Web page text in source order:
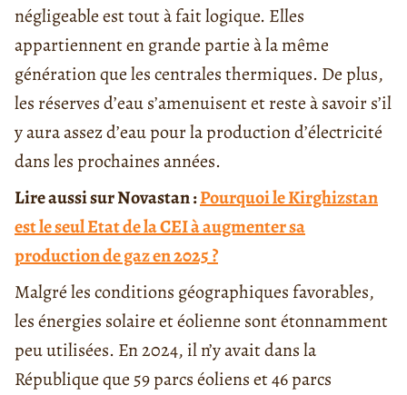
négligeable est tout à fait logique. Elles
appartiennent en grande partie à la même
génération que les centrales thermiques. De plus,
les réserves d’eau s’amenuisent et reste à savoir s’il
y aura assez d’eau pour la production d’électricité
dans les prochaines années.
Lire aussi sur Novastan :Pourquoi le Kirghizstan
est le seul Etat de la CEI à augmenter sa
production de gaz en 2025 ?
Malgré les conditions géographiques favorables,
les énergies solaire et éolienne sont étonnamment
peu utilisées. En 2024, il n’y avait dans la
République que 59 parcs éoliens et 46 parcs